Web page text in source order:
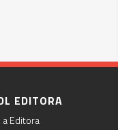
EDITORA
a Editora